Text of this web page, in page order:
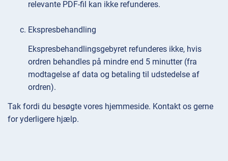
relevante PDF-fil kan ikke refunderes.
Ekspresbehandling
Ekspresbehandlingsgebyret refunderes ikke, hvis
ordren behandles på mindre end 5 minutter (fra
modtagelse af data og betaling til udstedelse af
ordren).
Tak fordi du besøgte vores hjemmeside. Kontakt os gerne
for yderligere hjælp.